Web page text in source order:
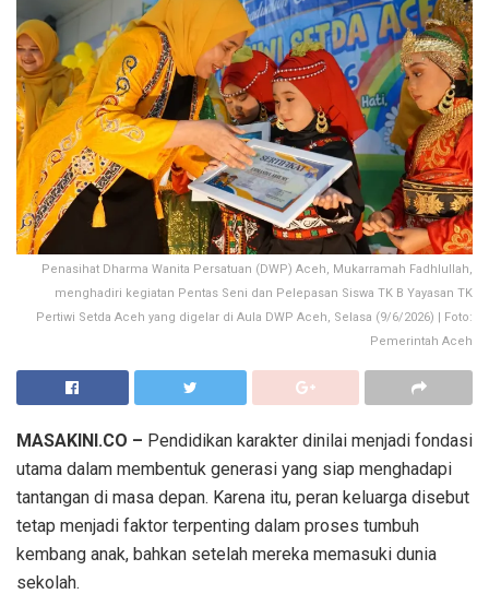
Penasihat Dharma Wanita Persatuan (DWP) Aceh, Mukarramah Fadhlullah,
menghadiri kegiatan Pentas Seni dan Pelepasan Siswa TK B Yayasan TK
Pertiwi Setda Aceh yang digelar di Aula DWP Aceh, Selasa (9/6/2026) | Foto:
Pemerintah Aceh
MASAKINI.CO – Pendidikan karakter dinilai menjadi fondasi
utama dalam membentuk generasi yang siap menghadapi
tantangan di masa depan. Karena itu, peran keluarga disebut
tetap menjadi faktor terpenting dalam proses tumbuh
kembang anak, bahkan setelah mereka memasuki dunia
sekolah.